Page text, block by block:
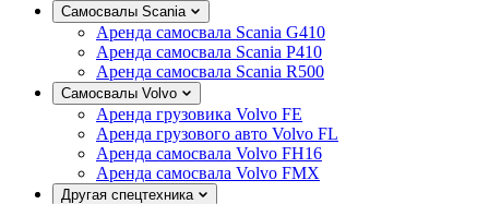
Самосвалы Scania
Аренда самосвала Scania G410
Аренда самосвала Scania P410
Аренда самосвала Scania R500
Самосвалы Volvo
Аренда грузовика Volvo FE
Аренда грузового авто Volvo FL
Аренда самосвала Volvo FH16
Аренда самосвала Volvo FMX
Другая спецтехника